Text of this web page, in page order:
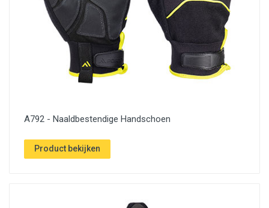
A792 - Naaldbestendige Handschoen
Product bekijken